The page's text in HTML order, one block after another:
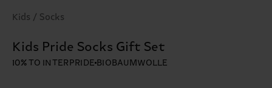
Kids / Socks
Kids Pride Socks Gift Set
10% TO INTERPRIDE BIOBAUMWOLLE